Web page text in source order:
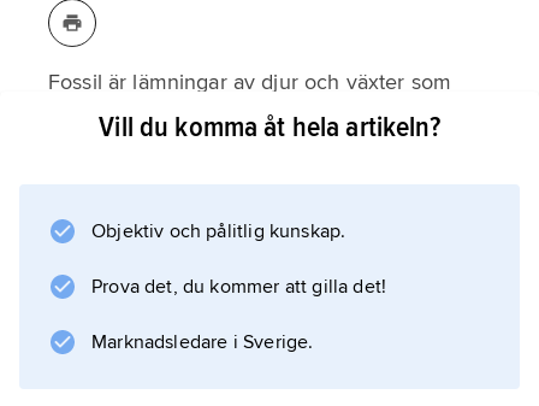
Fossil är lämningar av djur och växter som
bevarats i olika typer av sedimentära
Information om artikeln
Vill du komma åt hela artikeln?
Objektiv och pålitlig kunskap.
Prova det, du kommer att gilla det!
Marknadsledare i Sverige.